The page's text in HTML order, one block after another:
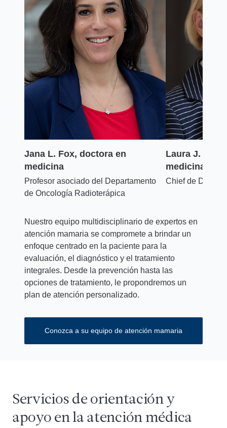
Jana L. Fox, doctora en
medicina
Profesor asociado del Departamento
de Oncología Radioterápica
Laura J.
medicina
Chief de
Nuestro equipo multidisciplinario de expertos en
atención mamaria se compromete a brindar un
enfoque centrado en la paciente para la
evaluación, el diagnóstico y el tratamiento
integrales. Desde la prevención hasta las
opciones de tratamiento, le propondremos un
plan de atención personalizado.
Conozca a su equipo de atención mamaria
Servicios de orientación y
apoyo en la atención médica